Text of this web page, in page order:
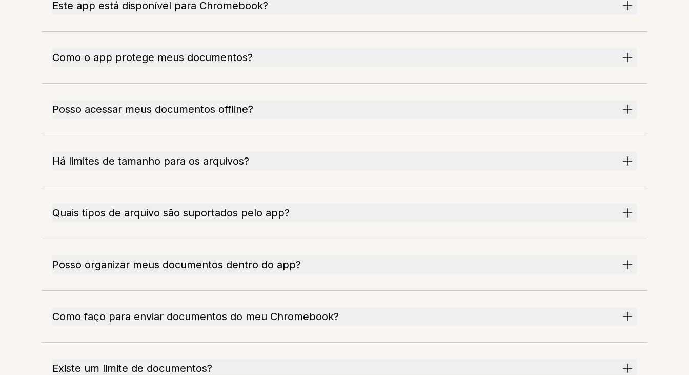
Este app está disponível para Chromebook?
Como o app protege meus documentos?
Posso acessar meus documentos offline?
Há limites de tamanho para os arquivos?
Quais tipos de arquivo são suportados pelo app?
Posso organizar meus documentos dentro do app?
Como faço para enviar documentos do meu Chromebook?
Existe um limite de documentos?